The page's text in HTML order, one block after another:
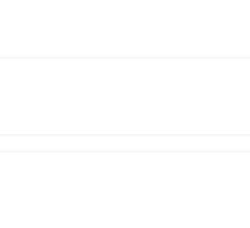
senza complicazioni.
del mercato.
piattaforme e dApp.